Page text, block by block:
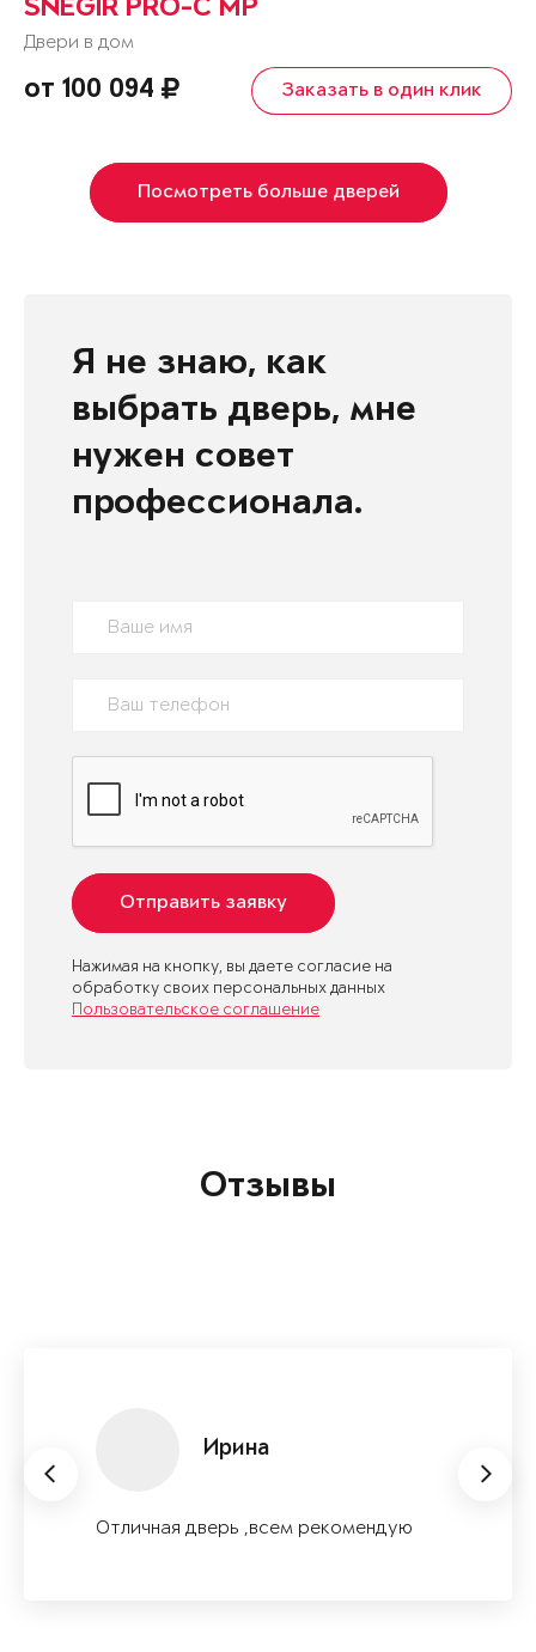
SNEGIR PRO-C MP
Двери в дом
от 100 094 Заказать в один клик
Посмотреть больше дверей
Я не знаю, как
выбрать дверь, мне
нужен совет
профессионала.
Отправить заявку
Нажимая на кнопку, вы даете согласие на
обработку своих персональных данных
Пользовательское соглашение
Отзывы
Качество дверей на высоте —
прочные и стильные! Установка
профессиональными и вежливыми,